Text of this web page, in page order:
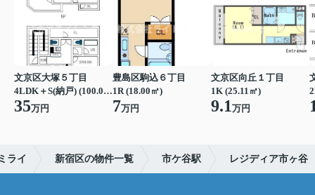
文京区大塚５丁目
4LDK＋S(納戸) (100.00㎡)
35万円
豊島区駒込６丁目
1R (18.00㎡)
7万円
文京区向丘１丁目
1K (25.11㎡)
9.1万円
ライ 新宿区の物件一覧 市ケ谷駅 レジディア市ヶ谷